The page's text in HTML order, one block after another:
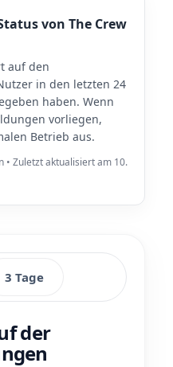
von The Crew
auf den
in den letzten 24
haben. Wenn
vorliegen,
Betrieb aus.
• Zuletzt aktualisiert am 10.
3 Tage
der